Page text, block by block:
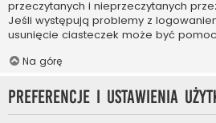
przeczytanych i nieprzeczytanych
Jeśli występują problemy z
usunięcie ciasteczek może być
Na górę
Preferencje i ustawienia